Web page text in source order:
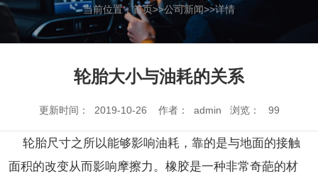
当前位置：首页>>公司新闻>>详情
轮胎大小与油耗的关系
更新时间： 2019-10-26 作者： admin 浏览： 99
轮胎尺寸之所以能够影响油耗，靠的是与地面的接触
面积的改变从而影响摩擦力。橡胶是一种非常奇葩的材